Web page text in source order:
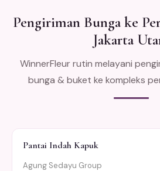
Pengiriman Bunga ke
Jakarta
WinnerFleur rutin melayani
bunga & buket ke kompleks
Pantai Indah Kapuk
Agung Sedayu Group